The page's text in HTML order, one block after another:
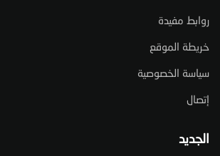
روابط مفيدة
خريطة الموقع
سياسة الخصوصية
إتصال
الجديد